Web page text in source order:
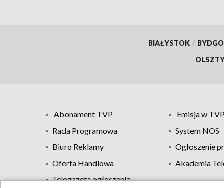
BIAŁYSTOK /
Abonament TVP Emisja w TVP
Rada Programowa
System NOS
Biuro Reklamy
Ogłoszenie
Oferta Handlowa
Akademia
Telegazeta ogłoszenia